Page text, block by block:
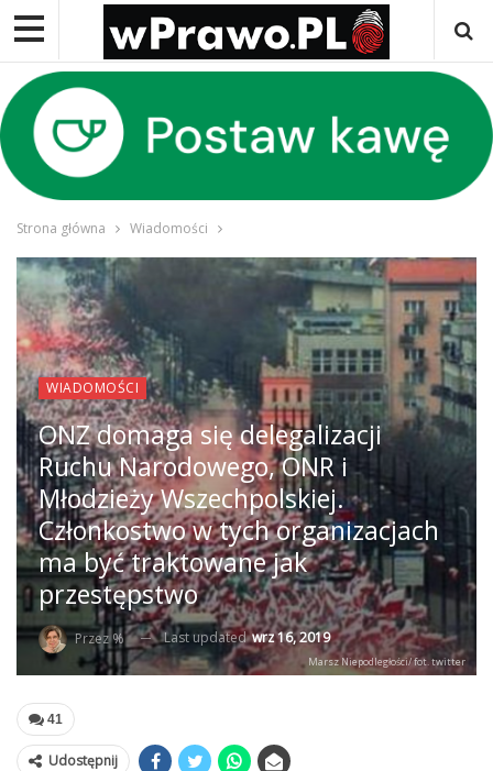
Strona główna Wiadomości
WIADOMOŚCI
ONZ domaga się delegalizacji
Ruchu Narodowego, ONR i
Młodzieży Wszechpolskiej.
Członkostwo w tych organizacjach
ma być traktowane jak
przestępstwo
Przez % Last updatedwrz 16, 2019
Marsz Niepodległości/ fot. twitter
41
Udostępnij